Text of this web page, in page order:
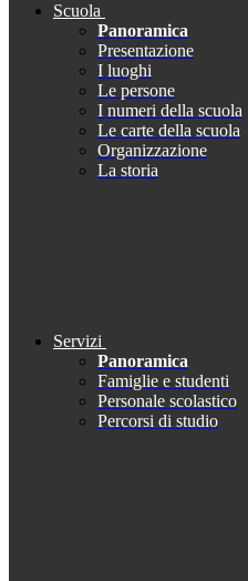
Scuola
Panoramica
Presentazione
I luoghi
Le persone
I numeri della scuola
Le carte della scuola
Organizzazione
La storia
Servizi
Panoramica
Famiglie e studenti
Personale scolastico
Percorsi di studio